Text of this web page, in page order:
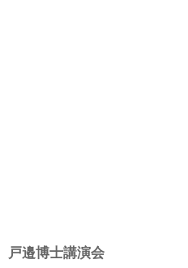
戸邉博士講演会